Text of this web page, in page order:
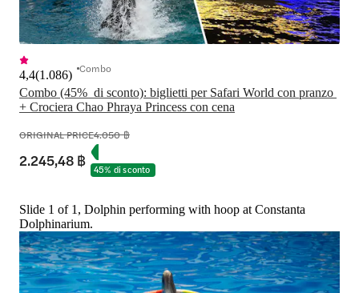
Combo (45%  di sconto): biglietti per Safari World con pranzo
+ Crociera Chao Phraya Princess con cena
4,4(1.086) Combo
ORIGINAL PRICE4.050 ฿
2.245,48 ฿ 45% di sconto
Slide 1 of 1, Dolphin performing with hoop at Constanta
Dolphinarium.